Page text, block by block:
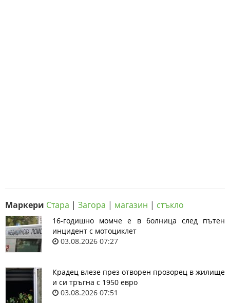
Маркери Стара | Загора | магазин | стъкло
16-годишно момче е в болница след пътен
инцидент с мотоциклет
03.08.2026 07:27
Крадец влезе през отворен прозорец в жилище
и си тръгна с 1950 евро
03.08.2026 07:51